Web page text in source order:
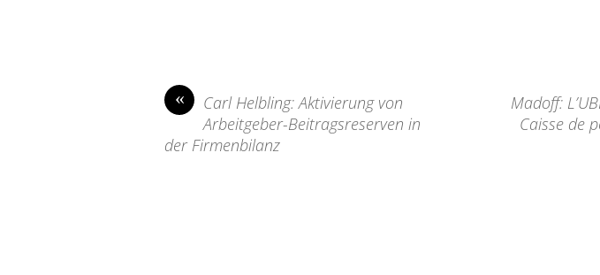
«
Carl Helbling: Aktivierung von
Arbeitgeber-Beitragsreserven in
der Firmenbilanz
Madoff:
Caisse de